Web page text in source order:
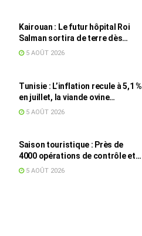
Kairouan : Le futur hôpital Roi
Salman sortira de terre dès
septembre
5 AOÛT 2026
Tunisie : L’inflation recule à 5,1 %
en juillet, la viande ovine
toujours en tête des hausses
5 AOÛT 2026
Saison touristique : Près de
4000 opérations de contrôle et
6,75 millions de dinars pour
5 AOÛT 2026